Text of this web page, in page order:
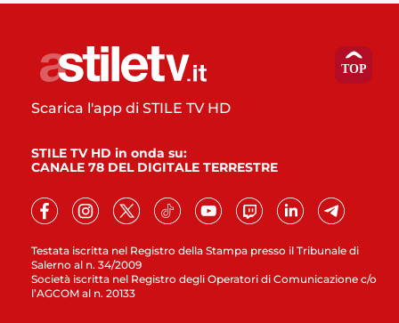
Testata iscritta nel Registro della Stampa presso il Tribunale di
Salerno al n. 34/2009
Società iscritta nel Registro degli Operatori di Comunicazione c/o
l’AGCOM al n. 20133
Scarica l'app di STILE TV HD
STILE TV HD in onda su:
CANALE 78 DEL DIGITALE TERRESTRE